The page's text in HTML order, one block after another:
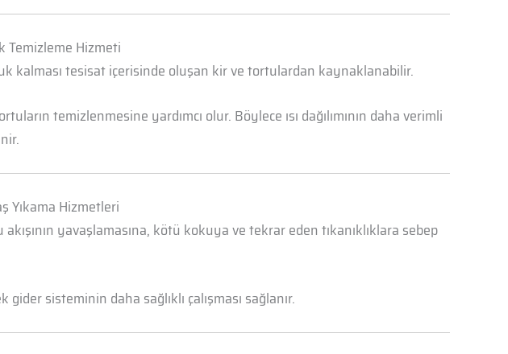
Temizleme Hizmeti
kalması tesisat içerisinde oluşan kir ve tortulardan kaynaklanabilir.
temizlenmesine yardımcı olur. Böylece ısı dağılımının daha verimli
Yıkama Hizmetleri
yavaşlamasına, kötü kokuya ve tekrar eden tıkanıklıklara sebep
sisteminin daha sağlıklı çalışması sağlanır.